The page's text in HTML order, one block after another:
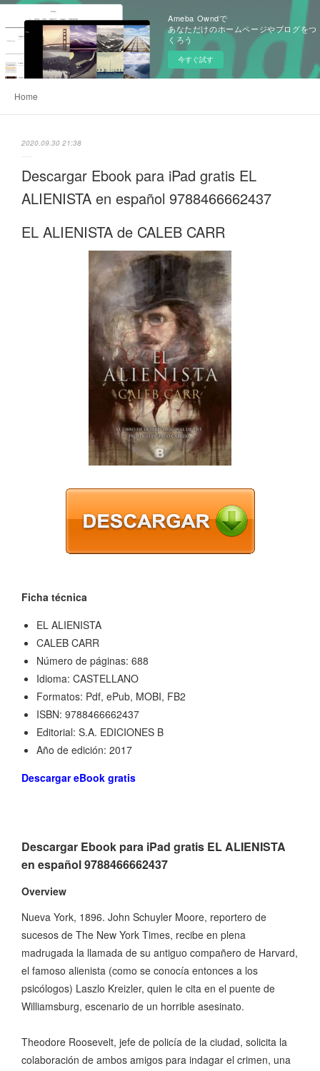
Ameba Owndで
あなただけのホームページやブログをつ
くろう
今すぐ試す
Home
2020.09.30 21:38
Descargar Ebook para iPad gratis EL
ALIENISTA en español 9788466662437
EL ALIENISTA de CALEB CARR
Ficha técnica
EL ALIENISTA
CALEB CARR
Número de páginas: 688
Idioma: CASTELLANO
Formatos: Pdf, ePub, MOBI, FB2
ISBN: 9788466662437
Editorial: S.A. EDICIONES B
Año de edición: 2017
Descargar eBook gratis
Descargar Ebook para iPad gratis EL ALIENISTA
en español 9788466662437
Overview
Nueva York, 1896. John Schuyler Moore, reportero de
sucesos de The New York Times, recibe en plena
madrugada la llamada de su antiguo compañero de Harvard,
el famoso alienista (como se conocía entonces a los
psicólogos) Laszlo Kreizler, quien le cita en el puente de
Williamsburg, escenario de un horrible asesinato.
Theodore Roosevelt, jefe de policía de la ciudad, solicita la
colaboración de ambos amigos para indagar el crimen, una